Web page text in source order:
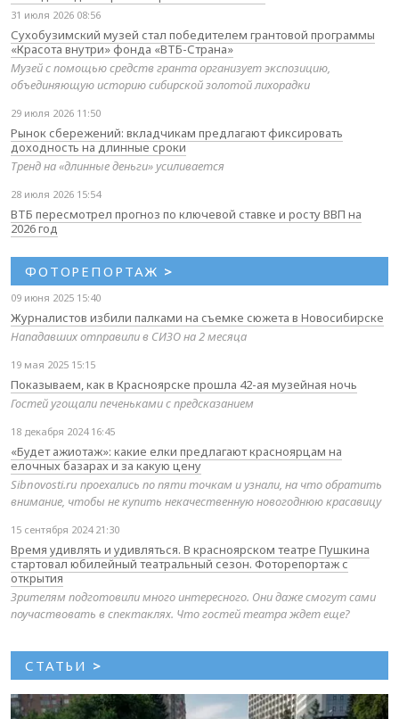
31 июля 2026 08:56
Сухобузимский музей стал победителем грантовой программы
«Красота внутри» фонда «ВТБ-Страна»
Музей с помощью средств гранта организует экспозицию,
объединяющую историю сибирской золотой лихорадки
29 июля 2026 11:50
Рынок сбережений: вкладчикам предлагают фиксировать
доходность на длинные сроки
Тренд на «длинные деньги» усиливается
28 июля 2026 15:54
ВТБ пересмотрел прогноз по ключевой ставке и росту ВВП на
2026 год
ФОТОРЕПОРТАЖ >
09 июня 2025 15:40
Журналистов избили палками на съемке сюжета в Новосибирске
Нападавших отправили в СИЗО на 2 месяца
19 мая 2025 15:15
Показываем, как в Красноярске прошла 42-ая музейная ночь
Гостей угощали печеньками с предсказанием
18 декабря 2024 16:45
«Будет ажиотаж»: какие елки предлагают красноярцам на
елочных базарах и за какую цену
Sibnovosti.ru проехались по пяти точкам и узнали, на что обратить
внимание, чтобы не купить некачественную новогоднюю красавицу
15 сентября 2024 21:30
Время удивлять и удивляться. В красноярском театре Пушкина
стартовал юбилейный театральный сезон. Фоторепортаж с
открытия
Зрителям подготовили много интересного. Они даже смогут сами
поучаствовать в спектаклях. Что гостей театра ждет еще?
СТАТЬИ >